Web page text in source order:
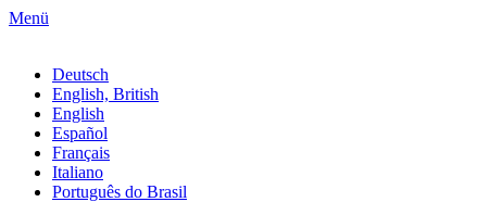
Menü
Deutsch
English, British
English
Español
Français
Italiano
Português do Brasil